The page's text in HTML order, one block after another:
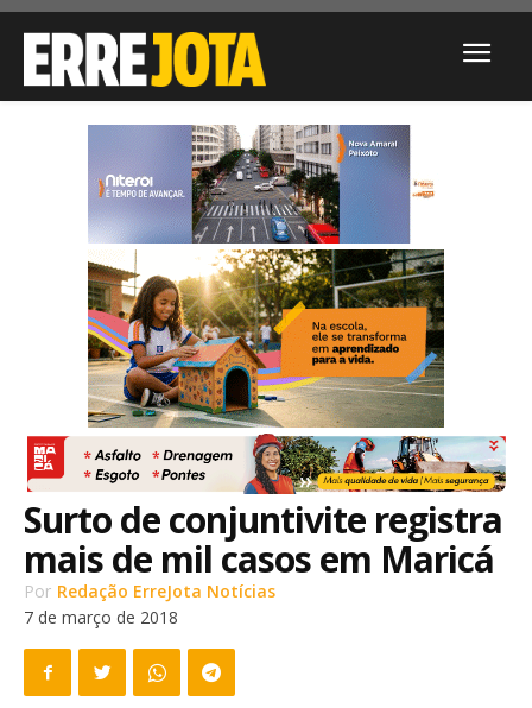
Surto de conjuntivite registra
mais de mil casos em Maricá
Por Redação ErreJota Notícias
7 de março de 2018